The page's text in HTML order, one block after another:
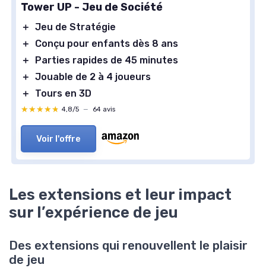
Tower UP - Jeu de Société
＋ Jeu de Stratégie
＋
Conçu pour enfants dès 8 ans
＋
Parties rapides de 45 minutes
＋ Jouable de 2 à 4 joueurs
＋
Tours en 3D
★★★★★
★★★★★ 4,8/5 — 64 avis
Voir l'offre
Les extensions et leur impact
sur l’expérience de jeu
Des extensions qui renouvellent le plaisir
de jeu